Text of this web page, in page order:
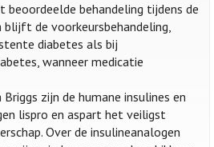
beoordeelde behandeling tijdens de
blijft de voorkeursbehandeling,
diabetes als bij
wanneer medicatie
zijn de humane insulines en
lispro en aspart het veiligst
Over de insulineanalogen